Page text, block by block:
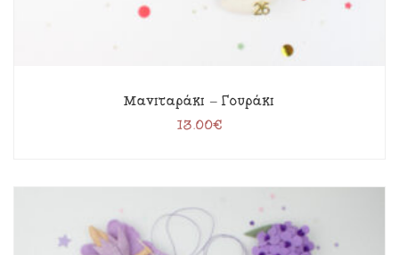
Μανιταράκι – Γουράκι
13.00€